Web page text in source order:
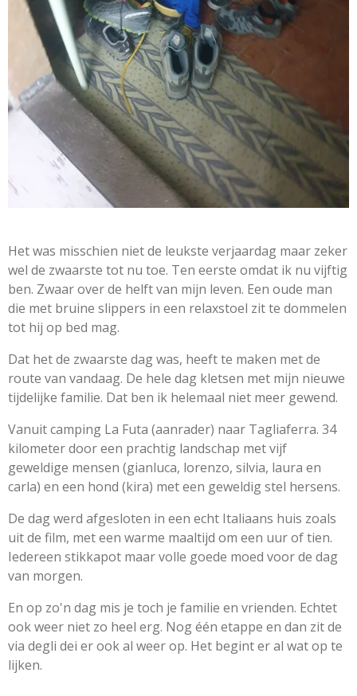
Het was misschien niet de leukste verjaardag maar zeker
wel de zwaarste tot nu toe. Ten eerste omdat ik nu vijftig
ben. Zwaar over de helft van mijn leven. Een oude man
die met bruine slippers in een relaxstoel zit te dommelen
tot hij op bed mag.
Dat het de zwaarste dag was, heeft te maken met de
route van vandaag. De hele dag kletsen met mijn nieuwe
tijdelijke familie. Dat ben ik helemaal niet meer gewend.
Vanuit camping La Futa (aanrader) naar Tagliaferra. 34
kilometer door een prachtig landschap met vijf
geweldige mensen (gianluca, lorenzo, silvia, laura en
carla) en een hond (kira) met een geweldig stel hersens.
De dag werd afgesloten in een echt Italiaans huis zoals
uit de film, met een warme maaltijd om een uur of tien.
Iedereen stikkapot maar volle goede moed voor de dag
van morgen.
En op zo'n dag mis je toch je familie en vrienden. Echtet
ook weer niet zo heel erg. Nog één etappe en dan zit de
via degli dei er ook al weer op. Het begint er al wat op te
lijken.